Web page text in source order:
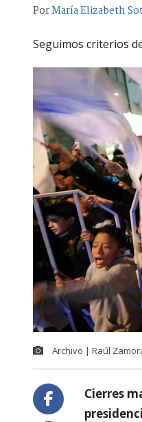
PorMaría Elizabeth
Seguimos criterios
Archivo | Raúl
Cierres